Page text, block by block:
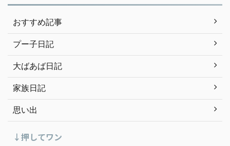
おすすめ記事
プー子日記
大ばあば日記
家族日記
思い出
↓押してワン